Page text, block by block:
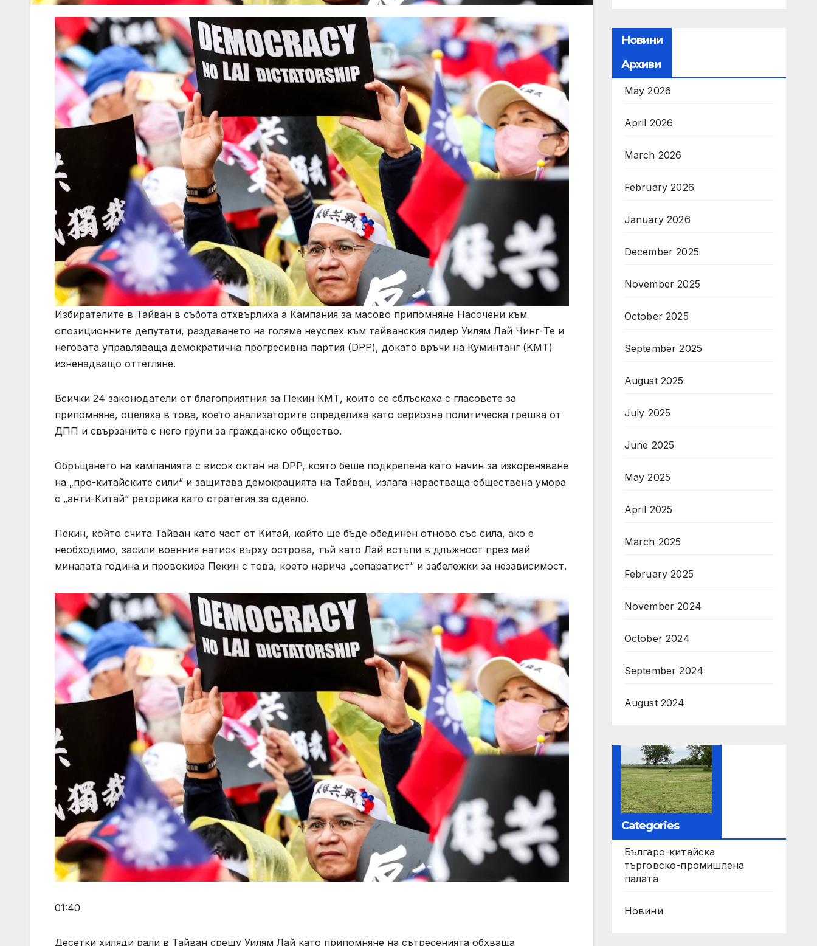
Избирателите в Тайван в събота отхвърлиха а Кампания за масово припомняне Насочени към
опозиционните депутати, раздаването на голяма неуспех към тайванския лидер Уилям Лай Чинг-Те и
неговата управляваща демократична прогресивна партия (DPP), докато връчи на Куминтанг (KMT)
изненадващо оттегляне.
Всички 24 законодатели от благоприятния за Пекин КМТ, които се сблъскаха с гласовете за
припомняне, оцеляха в това, което анализаторите определиха като сериозна политическа грешка от
ДПП и свързаните с него групи за гражданско общество.
Обръщането на кампанията с висок октан на DPP, която беше подкрепена като начин за изкореняване
на „про-китайските сили“ и защитава демокрацията на Тайван, излага нарастваща обществена умора
с „анти-Китай“ реторика като стратегия за одеяло.
Пекин, който счита Тайван като част от Китай, който ще бъде обединен отново със сила, ако е
необходимо, засили военния натиск върху острова, тъй като Лай встъпи в длъжност през май
миналата година и провокира Пекин с това, което нарича „сепаратист“ и забележки за независимост.
01:40
Десетки хиляди рали в Тайван срещу Уилям Лай като припомняне на сътресенията обхваща
Новини
Архиви
May 2026
April 2026
March 2026
February 2026
January 2026
December 2025
November 2025
October 2025
September 2025
August 2025
July 2025
June 2025
May 2025
April 2025
March 2025
February 2025
November 2024
October 2024
September 2024
August 2024
Categories
Българо-китайска
търговско-промишлена
палата
Новини